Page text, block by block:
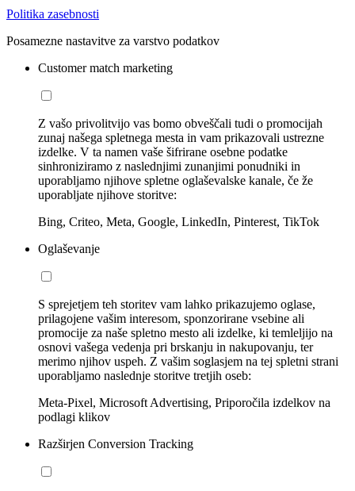
Politika zasebnosti
Posamezne nastavitve za varstvo podatkov
Customer match marketing
Z vašo privolitvijo vas bomo obveščali tudi o promocijah
zunaj našega spletnega mesta in vam prikazovali ustrezne
izdelke. V ta namen vaše šifrirane osebne podatke
sinhroniziramo z naslednjimi zunanjimi ponudniki in
uporabljamo njihove spletne oglaševalske kanale, če že
uporabljate njihove storitve:
Bing, Criteo, Meta, Google, LinkedIn, Pinterest, TikTok
Oglaševanje
S sprejetjem teh storitev vam lahko prikazujemo oglase,
prilagojene vašim interesom, sponzorirane vsebine ali
promocije za naše spletno mesto ali izdelke, ki temleljijo na
osnovi vašega vedenja pri brskanju in nakupovanju, ter
merimo njihov uspeh. Z vašim soglasjem na tej spletni strani
uporabljamo naslednje storitve tretjih oseb:
Meta-Pixel, Microsoft Advertising, Priporočila izdelkov na
podlagi klikov
Razširjen Conversion Tracking